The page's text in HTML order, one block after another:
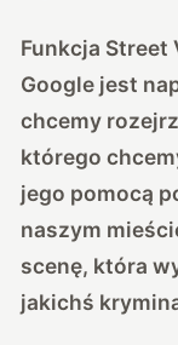
Funkcja Street
Google jest
chcemy
którego
jego pomocą
naszym
scenę, która
jakichś